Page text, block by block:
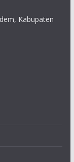
Kabupaten